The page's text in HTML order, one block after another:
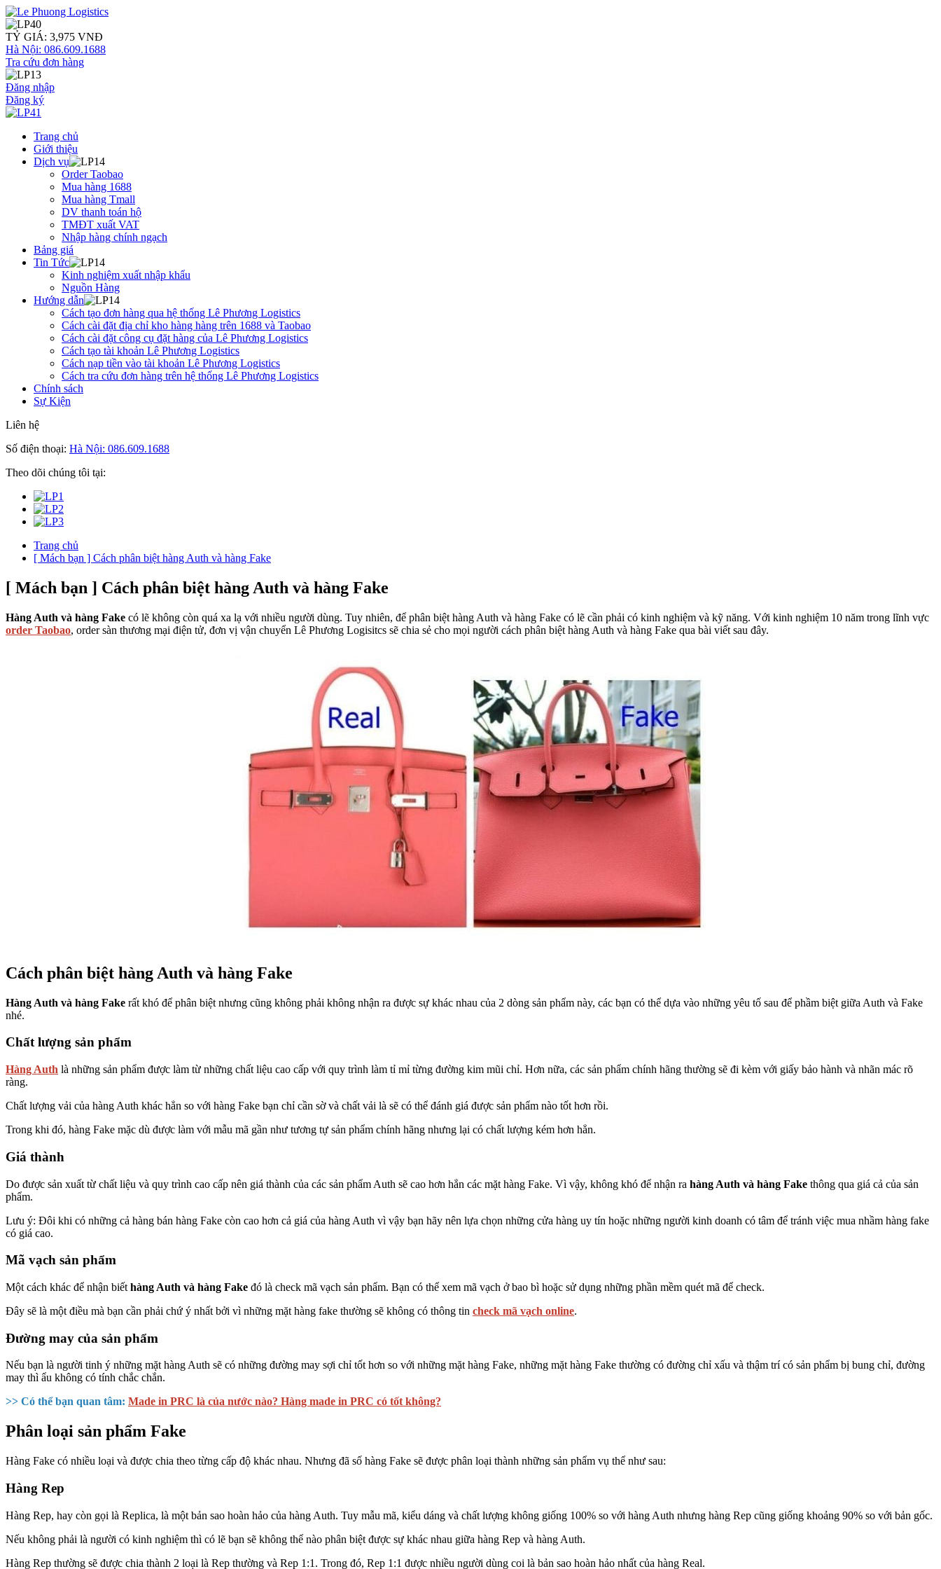
TỶ GIÁ: 3,975 VNĐ
Hà Nội: 086.609.1688
Tra cứu đơn hàng
Đăng nhập
Đăng ký
Trang chủ
Giới thiệu
Dịch vụ
Order Taobao
Mua hàng 1688
Mua hàng Tmall
DV thanh toán hộ
TMĐT xuất VAT
Nhập hàng chính ngạch
Bảng giá
Tin Tức
Kinh nghiệm xuất nhập khẩu
Nguồn Hàng
Hướng dẫn
Cách tạo đơn hàng qua hệ thống Lê Phương Logistics
Cách cài đặt địa chỉ kho hàng hàng trên 1688 và Taobao
Cách cài đặt công cụ đặt hàng của Lê Phương Logistics
Cách tạo tài khoản Lê Phương Logistics
Cách nạp tiền vào tài khoản Lê Phương Logistics
Cách tra cứu đơn hàng trên hệ thống Lê Phương Logistics
Chính sách
Sự Kiện
Liên hệ
Số điện thoại: Hà Nội: 086.609.1688
Theo dõi chúng tôi tại:
Trang chủ
[ Mách bạn ] Cách phân biệt hàng Auth và hàng Fake
[ Mách bạn ] Cách phân biệt hàng Auth và hàng Fake
Hàng Auth và hàng Fake có lẽ không còn quá xa lạ với nhiều người dùng. Tuy nhiên, để phân biệt hàng Auth và hàng Fake có lẽ cần phải có kinh nghiệm và kỹ năng. Với kinh nghiệm 10 năm trong lĩnh vực
order Taobao, order sàn thương mại điện tử, đơn vị vận chuyển Lê Phương Logisitcs sẽ chia sẻ cho mọi người cách phân biệt hàng Auth và hàng Fake qua bài viết sau đây.
Cách phân biệt hàng Auth và hàng Fake
Hàng Auth và hàng Fake rất khó để phân biệt nhưng cũng không phải không nhận ra được sự khác nhau của 2 dòng sản phẩm này, các bạn có thể dựa vào những yêu tố sau để phầm biệt giữa Auth và Fake
nhé.
Chất lượng sản phẩm
Hàng Auth là những sản phẩm được làm từ những chất liệu cao cấp với quy trình làm tỉ mỉ từng đường kim mũi chỉ. Hơn nữa, các sản phẩm chính hãng thường sẽ đi kèm với giấy bảo hành và nhãn mác rõ
ràng.
Chất lượng vải của hàng Auth khác hẳn so với hàng Fake bạn chỉ cần sờ và chất vải là sẽ có thể đánh giá được sản phẩm nào tốt hơn rồi.
Trong khi đó, hàng Fake mặc dù được làm với mẫu mã gần như tương tự sản phẩm chính hãng nhưng lại có chất lượng kém hơn hẳn.
Giá thành
Do được sản xuất từ chất liệu và quy trình cao cấp nên giá thành của các sản phẩm Auth sẽ cao hơn hẳn các mặt hàng Fake. Vì vậy, không khó để nhận ra hàng Auth và hàng Fake thông qua giá cả của sản
phẩm.
Lưu ý: Đôi khi có những cả hàng bán hàng Fake còn cao hơn cả giá của hàng Auth vì vậy bạn hãy nên lựa chọn những cửa hàng uy tín hoặc những người kinh doanh có tâm để tránh việc mua nhầm hàng fake
có giá cao.
Mã vạch sản phẩm
Một cách khác để nhận biết hàng Auth và hàng Fake đó là check mã vạch sản phẩm. Bạn có thể xem mã vạch ở bao bì hoặc sử dụng những phần mềm quét mã để check.
Đây sẽ là một điều mà bạn cần phải chứ ý nhất bởi vì những mặt hàng fake thường sẽ không có thông tin check mã vạch online.
Đường may của sản phẩm
Nếu bạn là người tinh ý những mặt hàng Auth sẽ có những đường may sợi chỉ tốt hơn so với những mặt hàng Fake, những mặt hàng Fake thường có đường chỉ xấu và thậm trí có sản phẩm bị bung chỉ, đường
may thì ẩu không có tính chắc chắn.
>> Có thể bạn quan tâm: Made in PRC là của nước nào? Hàng made in PRC có tốt không?
Phân loại sản phẩm Fake
Hàng Fake có nhiều loại và được chia theo từng cấp độ khác nhau. Nhưng đã số hàng Fake sẽ được phân loại thành những sản phẩm vụ thể như sau:
Hàng Rep
Hàng Rep, hay còn gọi là Replica, là một bản sao hoàn hảo của hàng Auth. Tuy mẫu mã, kiểu dáng và chất lượng không giống 100% so với hàng Auth nhưng hàng Rep cũng giống khoảng 90% so với bản gốc.
Nếu không phải là người có kinh nghiệm thì có lẽ bạn sẽ không thể nào phân biệt được sự khác nhau giữa hàng Rep và hàng Auth.
Hàng Rep thường sẽ được chia thành 2 loại là Rep thường và Rep 1:1. Trong đó, Rep 1:1 được nhiều người dùng coi là bản sao hoàn hảo nhất của hàng Real.